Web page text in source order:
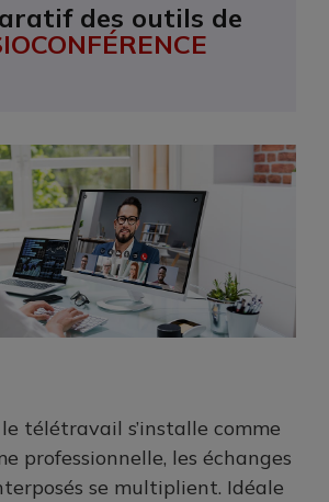
des outils de
le télétravail s’installe comme
professionnelle, les échanges
se multiplient. Idéale